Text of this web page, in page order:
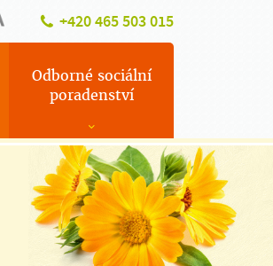
+420 465 503 015
Odborné sociální
poradenství